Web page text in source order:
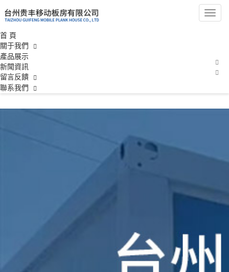
一区二区三区四区欧美日韩,
国产视频精品网,久久精品国
产美女
導
航
首 頁
關于我們
產品展示
新聞資訊
留言反饋
聯系我們